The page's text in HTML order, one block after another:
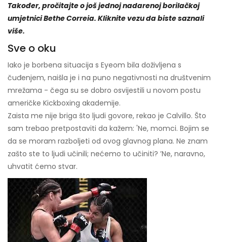
Također, pročitajte o još jednoj nadarenoj borilačkoj
umjetnici Bethe Correia. Kliknite vezu da biste saznali
više.
Sve o oku
Iako je borbena situacija s Eyeom bila doživljena s
čuđenjem, naišla je i na puno negativnosti na društvenim
mrežama - čega su se dobro osvijestili u novom postu
američke Kickboxing akademije.
Zaista me nije briga što ljudi govore, rekao je Calvillo. Što
sam trebao pretpostaviti da kažem: 'Ne, momci. Bojim se
da se moram razboljeti od ovog glavnog plana. Ne znam
zašto ste to ljudi učinili; nećemo to učiniti? ’Ne, naravno,
uhvatit ćemo stvar.